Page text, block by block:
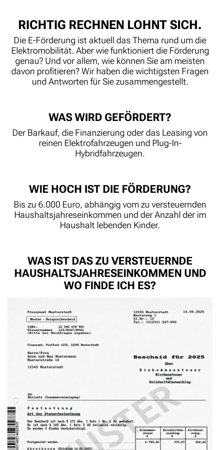
RICHTIG RECHNEN LOHNT SICH.
Die E-Förderung ist aktuell das Thema rund um die
Elektromobilität. Aber wie funktioniert die Förderung
genau? Und vor allem, wie können Sie am meisten
davon profitieren? Wir haben die wichtigsten Fragen
und Antworten für Sie zusammengestellt.
WAS WIRD GEFÖRDERT?
Der Barkauf, die Finanzierung oder das Leasing von
reinen Elektrofahrzeugen und Plug-In-
Hybridfahrzeugen.
WIE HOCH IST DIE FÖRDERUNG?
Bis zu 6.000 Euro, abhängig vom zu versteuernden
Haushaltsjahreseinkommen und der Anzahl der im
Haushalt lebenden Kinder.
WAS IST DAS ZU VERSTEUERNDE
HAUSHALTSJAHRESEINKOMMEN UND
WO FINDE ICH ES?